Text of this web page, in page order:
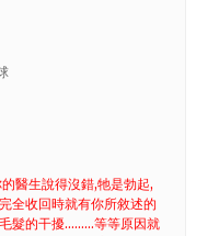
醫生說得沒錯,牠是勃起,
全收回時就有你所敘述的
髮的干擾………等等原因就